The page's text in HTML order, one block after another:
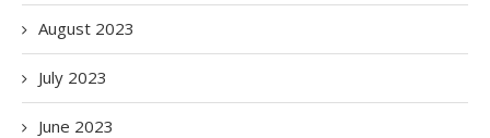
August 2023
July 2023
June 2023